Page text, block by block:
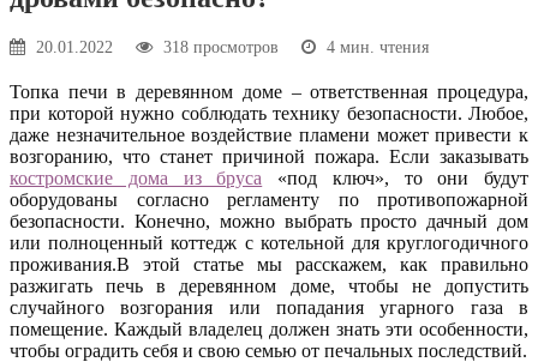
20.01.2022 318 просмотров 4 мин. чтения
Топка печи в деревянном доме – ответственная процедура,
при которой нужно соблюдать технику безопасности. Любое,
даже незначительное воздействие пламени может привести к
возгоранию, что станет причиной пожара. Если заказывать
костромские дома из бруса «под ключ», то они будут
оборудованы согласно регламенту по противопожарной
безопасности. Конечно, можно выбрать просто дачный дом
или полноценный коттедж с котельной для круглогодичного
проживания.В этой статье мы расскажем, как правильно
разжигать печь в деревянном доме, чтобы не допустить
случайного возгорания или попадания угарного газа в
помещение. Каждый владелец должен знать эти особенности,
чтобы оградить себя и свою семью от печальных последствий.